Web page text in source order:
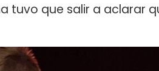
tuvo que salir a aclarar